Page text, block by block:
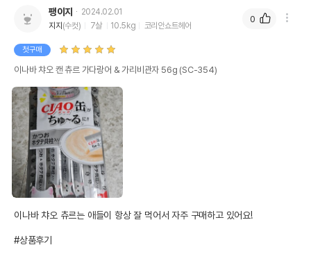
팽이지
2024.02.01
지지 (수컷) 7살 10.5kg 코리안쇼트헤어
첫구매
이나바 챠오 캔 츄르 가다랑어 & 가리비관자 56g (SC-354)
이나바 챠오 츄르는 애들이 항상 잘 먹어서 자주 구매하고 있어요!
#상품후기
0